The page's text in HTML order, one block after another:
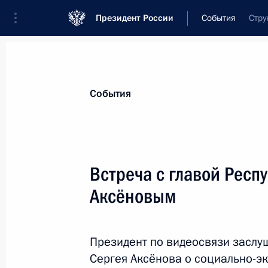
Президент России События
Новости
Послания Федеральному Собранию
Заявления по важнейшим вопросам
Речи и обращения
События
Встреча с главой
Аксёновым
Президент по видеосвязи
Сергея Аксёнова о социально-